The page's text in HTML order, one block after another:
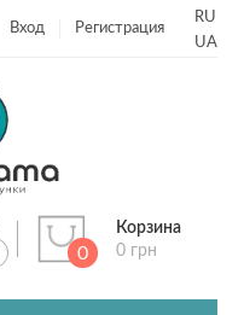
Вход Регистрация
RU
UA
0
Корзина
0 грн